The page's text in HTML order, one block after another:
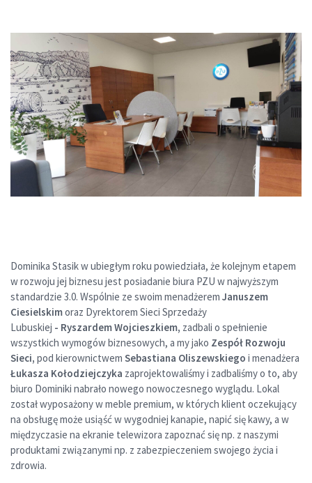
Dominika Stasik w ubiegłym roku powiedziała, że kolejnym etapem
w rozwoju jej biznesu jest posiadanie biura PZU w najwyższym
standardzie 3.0. Wspólnie ze swoim menadżerem Januszem
Ciesielskimoraz Dyrektorem Sieci Sprzedaży
Lubuskiej - Ryszardem Wojcieszkiem, zadbali o spełnienie
wszystkich wymogów biznesowych, a my jako Zespół Rozwoju
Sieci, pod kierownictwem Sebastiana Oliszewskiego i menadżera
Łukasza Kołodziejczyka zaprojektowaliśmy i zadbaliśmy o to, aby
biuro Dominiki nabrało nowego nowoczesnego wyglądu. Lokal
został wyposażony w meble premium, w których klient oczekujący
na obsługę może usiąść w wygodniej kanapie, napić się kawy, a w
międzyczasie na ekranie telewizora zapoznać się np. z naszymi
produktami związanymi np. z zabezpieczeniem swojego życia i
zdrowia.